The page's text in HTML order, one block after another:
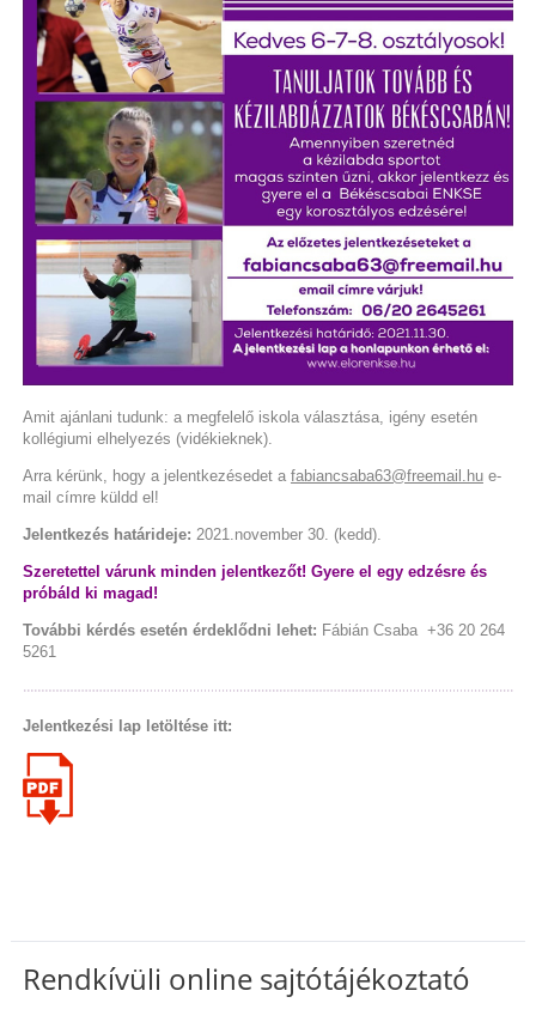
Amit ajánlani tudunk: a megfelelő iskola választása, igény esetén
kollégiumi elhelyezés (vidékieknek).
Arra kérünk, hogy a jelentkezésedet a fabiancsaba63@freemail.hue-
mail címre küldd el!
Jelentkezés határideje: 2021.november 30. (kedd).
Szeretettel várunk minden jelentkezőt! Gyere el egy edzésre és
próbáld ki magad!
További kérdés esetén érdeklődni lehet: Fábián Csaba +36 20 264
5261
Jelentkezési lap letöltése itt:
Rendkívüli online sajtótájékoztató